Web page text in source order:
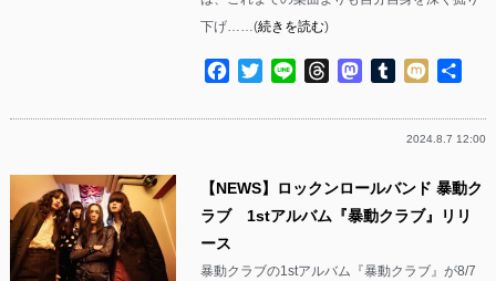
下げ……(続きを読む)
Facebook
TwitterLine ThreadsMastodon
Tumblr
Mixi
2024.8.7 12:00
【NEWS】ロックンロールバンド 暴動ク
ラブ 1stアルバム『暴動クラブ』リリ
ース
暴動クラブの1stアルバム『暴動クラブ』が8/7